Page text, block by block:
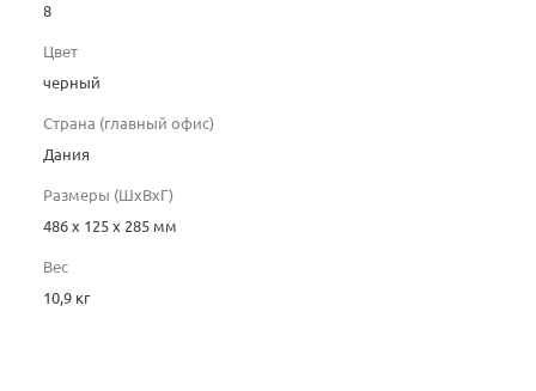
8
Цвет
черный
Страна (главный офис)
Дания
Размеры (ШхВхГ)
486 х 125 х 285 мм
Вес
10,9 кг